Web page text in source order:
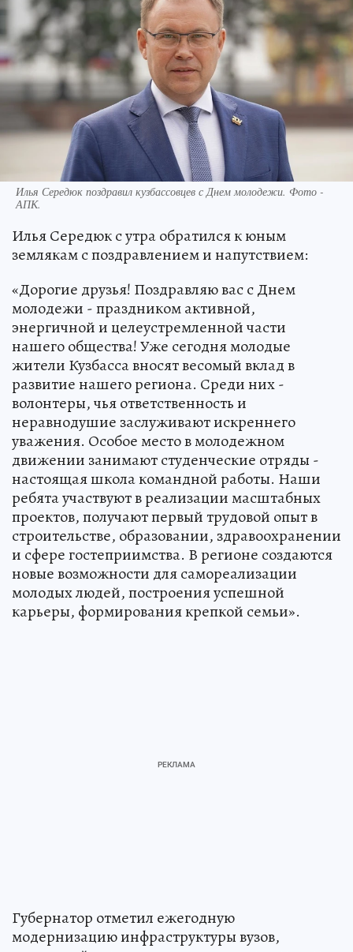
Илья Середюк поздравил кузбассовцев с Днем молодежи. Фото -
АПК.
Илья Середюк с утра обратился к юным
землякам с поздравлением и напутствием:
«Дорогие друзья! Поздравляю вас с Днем
молодежи - праздником активной,
энергичной и целеустремленной части
нашего общества! Уже сегодня молодые
жители Кузбасса вносят весомый вклад в
развитие нашего региона. Среди них -
волонтеры, чья ответственность и
неравнодушие заслуживают искреннего
уважения. Особое место в молодежном
движении занимают студенческие отряды -
настоящая школа командной работы. Наши
ребята участвуют в реализации масштабных
проектов, получают первый трудовой опыт в
строительстве, образовании, здравоохранении
и сфере гостеприимства. В регионе создаются
новые возможности для самореализации
молодых людей, построения успешной
карьеры, формирования крепкой семьи».
Губернатор отметил ежегодную
модернизацию инфраструктуры вузов,